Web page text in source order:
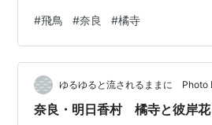
ターを使った商品を中心に、個性的
す。 私が購入したのはこちら。埴
す。 このまま置いていても可愛い
小さな多肉を入れたり、お花を飾っ
ガラス管がついているので、お水を
#飛鳥 #奈良 #橘寺
ゆるゆると流されるままに Photo
奈良・明日香村 橘寺と彼岸花